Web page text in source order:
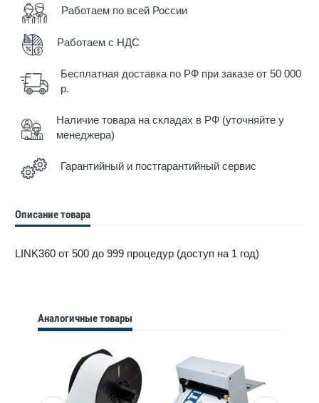
Работаем по всей России
Работаем с НДС
Бесплатная доставка по РФ при заказе от 50 000
р.
Наличие товара на складах в РФ (уточняйте у
менеджера)
Гарантийный и постгарантийный сервис
Описание товара
LINK360 от 500 до 999 процедур (доступ на 1 год)
Аналогичные товары